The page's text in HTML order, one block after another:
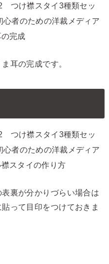
耳の完成です。
裏が分かりづらい場合は
って目印をつけておきま